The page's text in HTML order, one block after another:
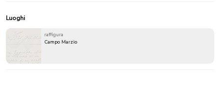
Luoghi
raffigura
Campo Marzio